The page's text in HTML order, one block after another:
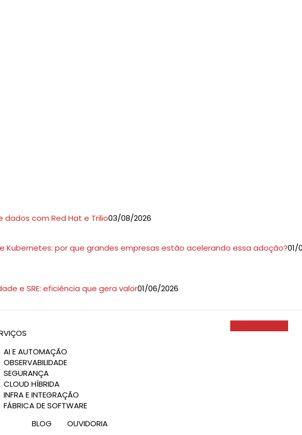
dados com Red Hat e Trilio03/08/2026
Kubernetes: por que grandes empresas estão acelerando essa adoção?01/
e SRE: eficiência que gera valor01/06/2026
AI E AUTOMAÇÃO
OBSERVABILIDADE
SEGURANÇA
CLOUD HÍBRIDA
INFRA E INTEGRAÇÃO
FÁBRICA DE SOFTWARE
BLOG OUVIDORIA